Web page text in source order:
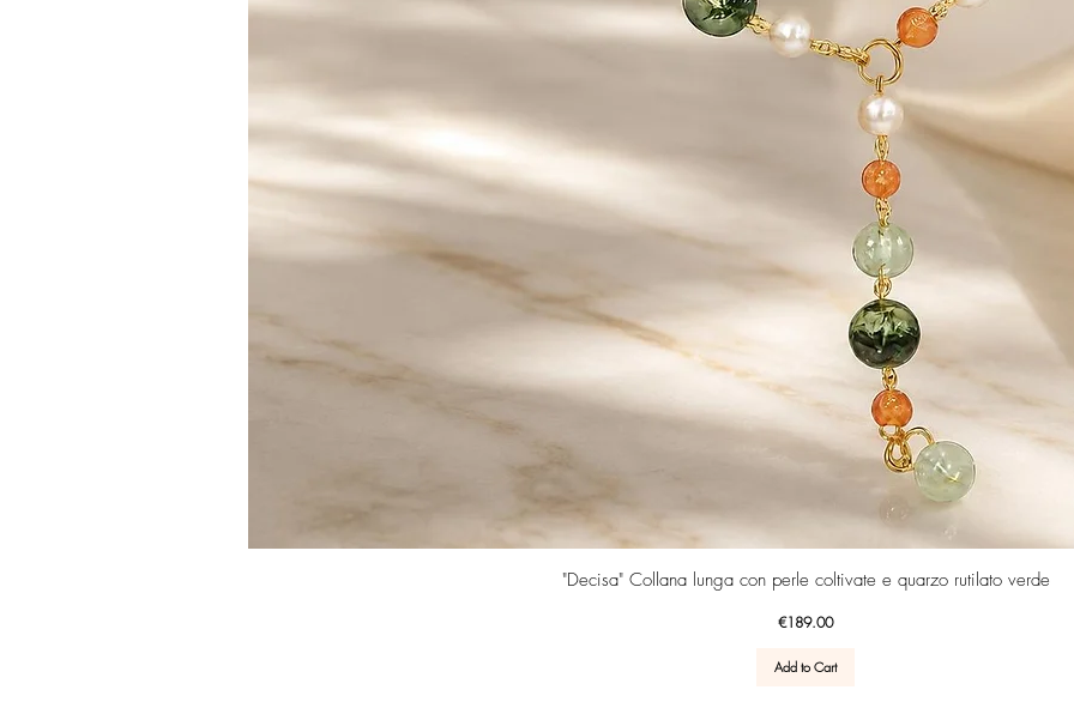
Quick View
"Decisa" Collana lunga con perle coltivate e quarzo rutilato verde
Price
€189.00
Add to Cart